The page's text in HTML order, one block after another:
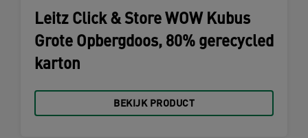
Leitz Click & Store WOW Kubus
Grote Opbergdoos, 80% gerecycled
karton
BEKIJK PRODUCT